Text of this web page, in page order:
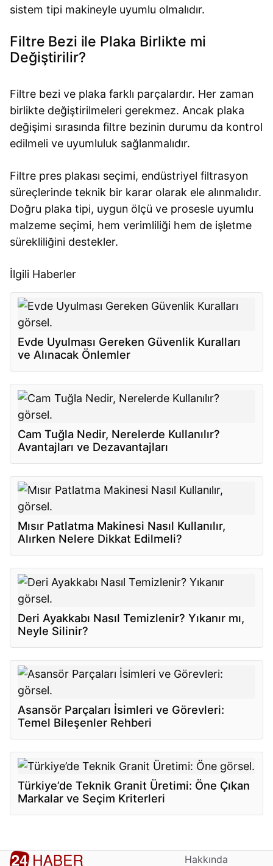
sistem tipi makineyle uyumlu olmalıdır.
Filtre Bezi ile Plaka Birlikte mi
Değiştirilir?
Filtre bezi ve plaka farklı parçalardır. Her zaman
birlikte değiştirilmeleri gerekmez. Ancak plaka
değişimi sırasında filtre bezinin durumu da kontrol
edilmeli ve uyumluluk sağlanmalıdır.
Filtre pres plakası seçimi, endüstriyel filtrasyon
süreçlerinde teknik bir karar olarak ele alınmalıdır.
Doğru plaka tipi, uygun ölçü ve prosesle uyumlu
malzeme seçimi, hem verimliliği hem de işletme
sürekliliğini destekler.
İlgili Haberler
Evde Uyulması Gereken Güvenlik Kuralları
ve Alınacak Önlemler
Cam Tuğla Nedir, Nerelerde Kullanılır?
Avantajları ve Dezavantajları
Mısır Patlatma Makinesi Nasıl Kullanılır,
Alırken Nelere Dikkat Edilmeli?
Deri Ayakkabı Nasıl Temizlenir? Yıkanır mı,
Neyle Silinir?
Asansör Parçaları İsimleri ve Görevleri:
Temel Bileşenler Rehberi
Türkiye’de Teknik Granit Üretimi: Öne Çıkan
Markalar ve Seçim Kriterleri
Hakkında